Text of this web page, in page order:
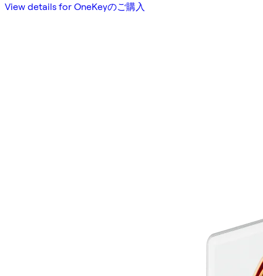
View details for OneKeyのご購入